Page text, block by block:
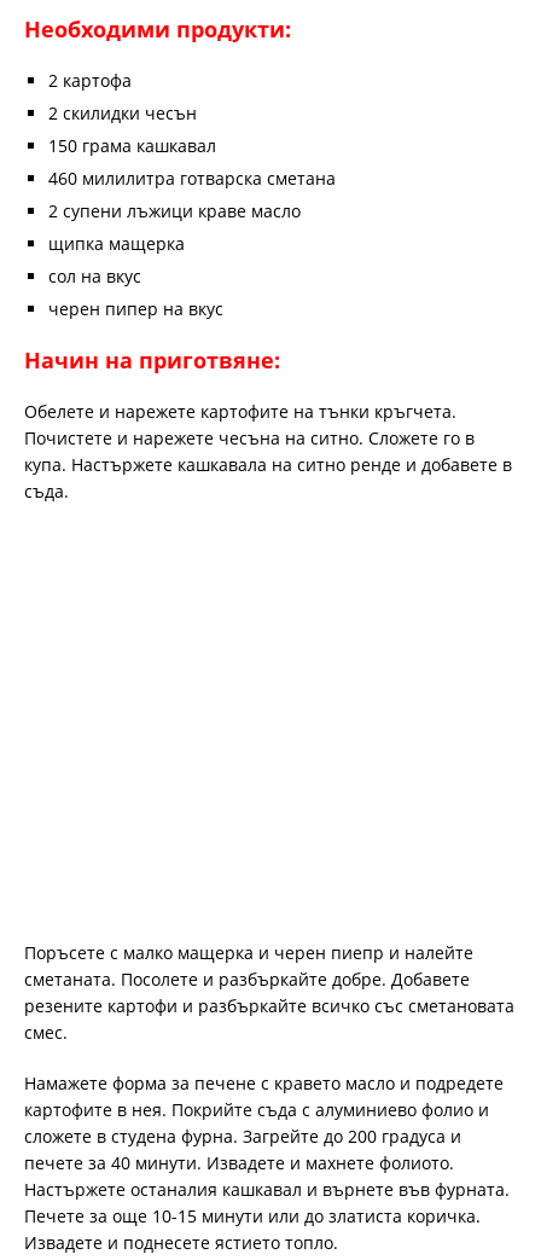
Необходими продукти:
2 картофа
2 скилидки чесън
150 грама кашкавал
460 милилитра готварска сметана
2 супени лъжици краве масло
щипка мащерка
сол на вкус
черен пипер на вкус
Начин на приготвяне:
Обелете и нарежете картофите на тънки кръгчета.
Почистете и нарежете чесъна на ситно. Сложете го в
купа. Настържете кашкавала на ситно ренде и добавете в
съда.
Поръсете с малко мащерка и черен пиепр и налейте
сметаната. Посолете и разбъркайте добре. Добавете
резените картофи и разбъркайте всичко със сметановата
смес.
Намажете форма за печене с кравето масло и подредете
картофите в нея. Покрийте съда с алуминиево фолио и
сложете в студена фурна. Загрейте до 200 градуса и
печете за 40 минути. Извадете и махнете фолиото.
Настържете останалия кашкавал и върнете във фурната.
Печете за още 10-15 минути или до златиста коричка.
Извадете и поднесете ястието топло.